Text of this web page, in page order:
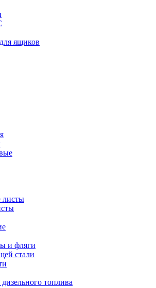
ящиков
листы
и фляги
стали
топлива